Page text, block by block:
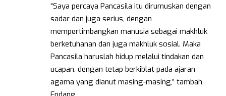
“Saya percaya Pancasila itu dirumuskan dengan
sadar dan juga serius, dengan
mempertimbangkan manusia sebagai makhluk
berketuhanan dan juga makhluk sosial. Maka
Pancasila haruslah hidup melalui tindakan dan
ucapan, dengan tetap berkiblat pada ajaran
agama yang dianut masing-masing,” tambah